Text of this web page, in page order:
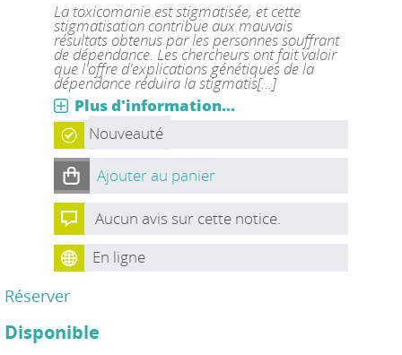
La toxicomanie est stigmatisée, et cette
stigmatisation contribue aux mauvais
résultats obtenus par les personnes souffrant
de dépendance. Les chercheurs ont fait valoir
que l'offre d'explications génétiques de la
dépendance réduira la stigmatis[...]
Plus d'information...
Nouveauté
Ajouter au panier
Aucun avis sur cette notice.
En ligne
Réserver
Disponible